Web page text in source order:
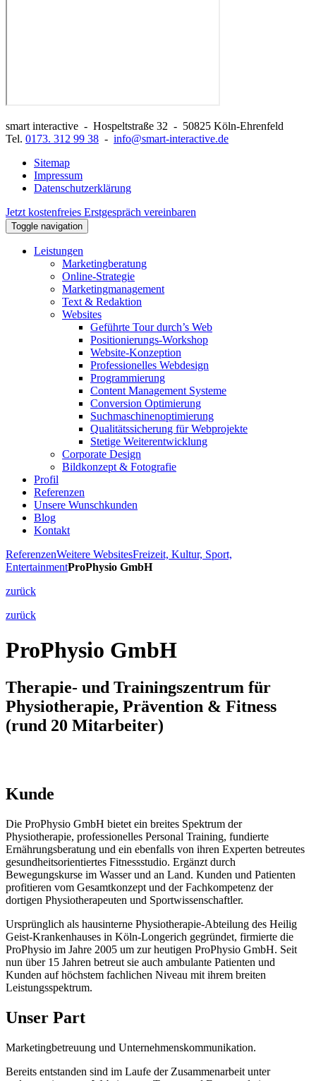
smart interactive - Hospeltstraße 32 - 50825 Köln-Ehrenfeld
Tel. 0173. 312 99 38 - info@smart-interactive.de
Sitemap
Impressum
Datenschutzerklärung
Jetzt kostenfreies Erstgespräch vereinbaren
Toggle navigation
Leistungen
Marketingberatung
Online-Strategie
Marketingmanagement
Text & Redaktion
Websites
Geführte Tour durch’s Web
Positionierungs-Workshop
Website-Konzeption
Professionelles Webdesign
Programmierung
Content Management Systeme
Conversion Optimierung
Suchmaschinenoptimierung
Qualitätssicherung für Webprojekte
Stetige Weiterentwicklung
Corporate Design
Bildkonzept & Fotografie
Profil
Referenzen
Unsere Wunschkunden
Blog
Kontakt
ReferenzenWeitere WebsitesFreizeit, Kultur, Sport,
EntertainmentProPhysio GmbH
zurück
zurück
ProPhysio GmbH
Therapie- und Trainingszentrum für
Physiotherapie, Prävention & Fitness
(rund 20 Mitarbeiter)
Kunde
Die ProPhysio GmbH bietet ein breites Spektrum der
Physiotherapie, professionelles Personal Training, fundierte
Ernährungsberatung und ein ebenfalls von ihren Experten betreutes
gesundheitsorientiertes Fitnessstudio. Ergänzt durch
Bewegungskurse im Wasser und an Land. Kunden und Patienten
profitieren vom Gesamtkonzept und der Fachkompetenz der
dortigen Physiotherapeuten und Sportwissenschaftler.
Ursprünglich als hausinterne Physiotherapie-Abteilung des Heilig
Geist-Krankenhauses in Köln-Longerich gegründet, firmierte die
ProPhysio im Jahre 2005 um zur heutigen ProPhysio GmbH. Seit
nun über 15 Jahren betreut sie auch ambulante Patienten und
Kunden auf höchstem fachlichen Niveau mit ihrem breiten
Leistungsspektrum.
Unser Part
Marketingbetreuung und Unternehmenskommunikation.
Bereits entstanden sind im Laufe der Zusammenarbeit unter